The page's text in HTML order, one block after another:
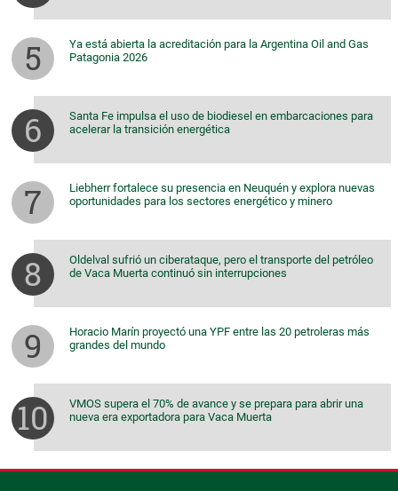
Ya está abierta la acreditación para la Argentina Oil and Gas
Patagonia 2026
Santa Fe impulsa el uso de biodiesel en embarcaciones para
acelerar la transición energética
Liebherr fortalece su presencia en Neuquén y explora nuevas
oportunidades para los sectores energético y minero
Oldelval sufrió un ciberataque, pero el transporte del petróleo
de Vaca Muerta continuó sin interrupciones
Horacio Marín proyectó una YPF entre las 20 petroleras más
grandes del mundo
VMOS supera el 70% de avance y se prepara para abrir una
nueva era exportadora para Vaca Muerta